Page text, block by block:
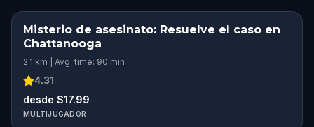
Misterio de asesinato: Resuelve el caso en
Chattanooga
2.1 km | Avg. time: 90 min
4.31
desde $17.99
MULTIJUGADOR